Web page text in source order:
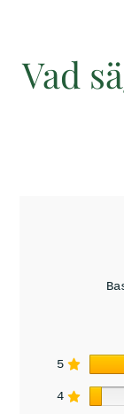
Vad
5
4